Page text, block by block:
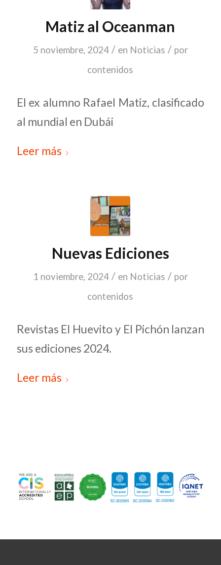
Matiz al Oceanman
5 noviembre, 2024 / en Noticias / por
contenidos
El ex alumno Rafael Matiz, clasificado
al mundial en Dubái
Leer más
Nuevas Ediciones
1 noviembre, 2024 / en Noticias / por
contenidos
Revistas El Huevito y El Pichón lanzan
sus ediciones 2024.
Leer más